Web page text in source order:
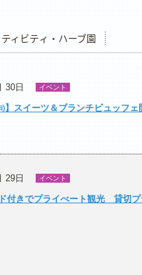
30日 イベント
】スイーツ＆ブランチビュッフェ
29日 イベント
付きでプライべート観光 貸切